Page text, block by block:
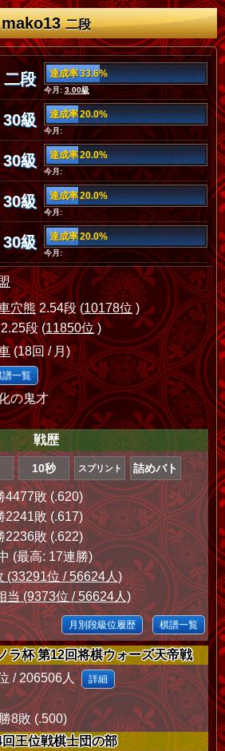
mako13二段
二段 達成率 33.6%
今月:3.00級
30級 達成率 20.0%
今月:
30級 達成率 20.0%
今月:
30級 達成率 20.0%
今月:
30級 達成率 20.0%
今月:
穴熊2.54段 (10178位)
段 (11850位)
(18回 / 月)
譜一覧
の鬼才
戦歴
10秒 スプリント 詰めバト
4477敗 (.620)
2241敗 (.617)
2236敗 (.622)
(最高: 17連勝)
(33291位 / 56624人)
当 (9373位 / 56624人)
月別段級位履歴 棋譜一覧
ラ杯 第12回将棋ウォーズ天帝戦
/ 206506人 詳細
8敗 (.500)
王位戦棋士団の部